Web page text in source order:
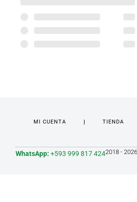
MI CUENTA TIENDA
WhatsApp: +593 999 817 4242018 -